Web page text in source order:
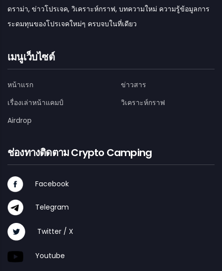
ดราม่า, ข่าวโปรเจค, วิเคราะห์กราฟ, บทความใหม่ ความรู้ข้อมูลการ
ระดมทุนของโปรเจคใหม่ๆ ครบจบในที่เดียว
เมนูเว็บไซต์
หน้าแรก
ข่าวสาร
เรื่องเล่าหน้าแคมป์
วิเคราะห์กราฟ
Airdrop
ช่องทางติดตาม Crypto Camping
Facebook
Telegram
Twitter / X
Youtube